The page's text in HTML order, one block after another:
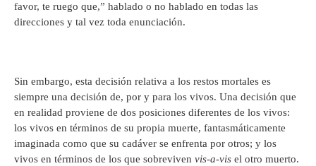
favor, te ruego que,” hablado o no hablado en todas las
direcciones y tal vez toda enunciación.
Sin embargo, esta decisión relativa a los restos mortales es
siempre una decisión de, por y para los vivos. Una decisión que
en realidad proviene de dos posiciones diferentes de los vivos:
los vivos en términos de su propia muerte, fantasmáticamente
imaginada como que su cadáver se enfrenta por otros; y los
vivos en términos de los que sobreviven vis-a-vis el otro muerto.